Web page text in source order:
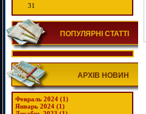
31
ПОПУЛЯРНІ СТАТТІ
АРХІВ НОВИН
Февраль 2024 (1)
Январь 2024 (1)